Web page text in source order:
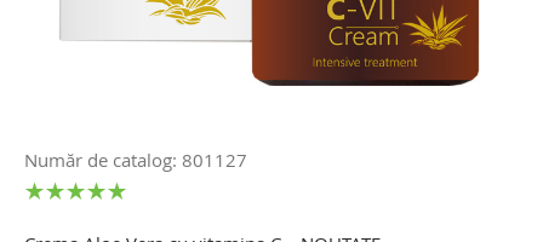
Număr de catalog: 801127